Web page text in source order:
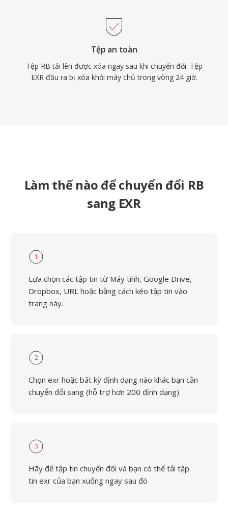
Tệp an toàn
Tệp RB tải lên được xóa ngay sau khi chuyển đổi. Tệp
EXR đầu ra bị xóa khỏi máy chủ trong vòng 24 giờ.
Làm thế nào để chuyển đổi RB
sang EXR
1
Lựa chọn các tập tin từ Máy tính, Google Drive,
Dropbox, URL hoặc bằng cách kéo tập tin vào
trang này.
2
Chọn exr hoặc bất kỳ định dạng nào khác bạn cần
chuyển đổi sang (hỗ trợ hơn 200 định dạng)
3
Hãy để tập tin chuyển đổi và bạn có thể tải tập
tin exr của bạn xuống ngay sau đó